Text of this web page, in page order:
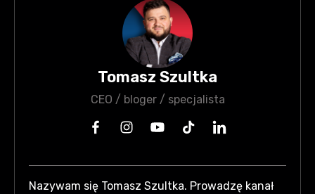
Tomasz Szultka
CEO / bloger / specjalista
Nazywam się Tomasz Szultka. Prowadzę kanał